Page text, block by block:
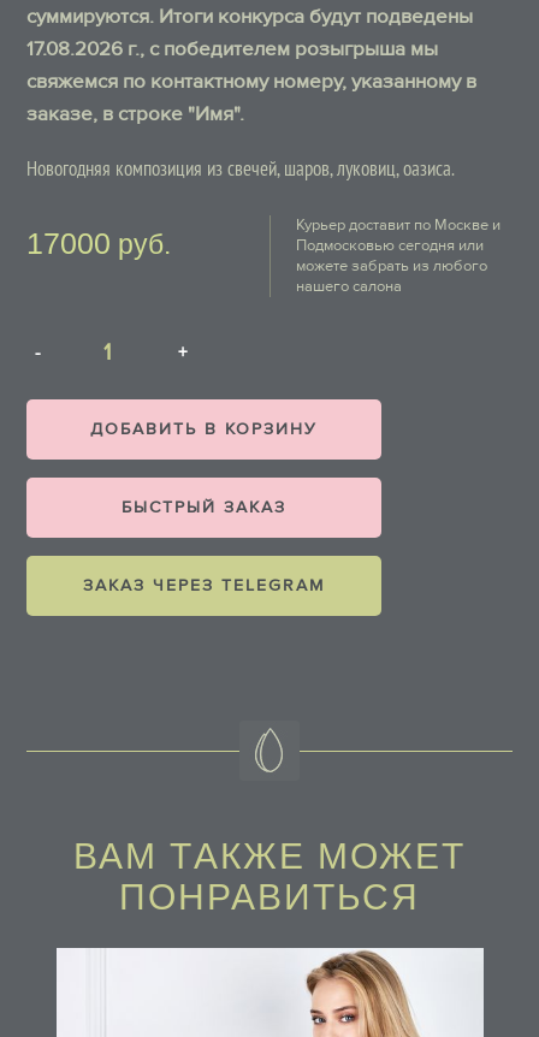
суммируются. Итоги конкурса будут подведены
17.08.2026 г., с победителем розыгрыша мы
свяжемся по контактному номеру, указанному в
заказе, в строке "Имя".
Новогодняя композиция из свечей, шаров, луковиц, оазиса.
17000 руб.
Курьер доставит по Москве и
Подмосковью сегодня или
можете забрать из любого
нашего салона
ДОБАВИТЬ В КОРЗИНУ
БЫСТРЫЙ ЗАКАЗ
ЗАКАЗ ЧЕРЕЗ TELEGRAM
ВАМ ТAКЖЕ МОЖЕТ
ПОНРАВИТЬСЯ